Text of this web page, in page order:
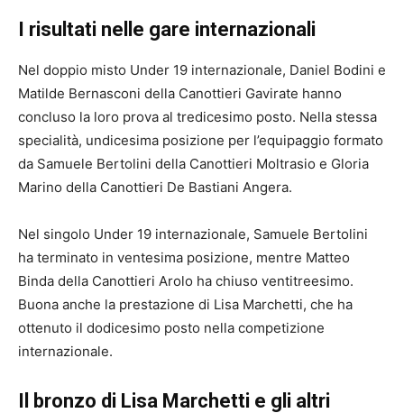
I risultati nelle gare internazionali
Nel doppio misto Under 19 internazionale, Daniel Bodini e
Matilde Bernasconi della Canottieri Gavirate hanno
concluso la loro prova al tredicesimo posto. Nella stessa
specialità, undicesima posizione per l’equipaggio formato
da Samuele Bertolini della Canottieri Moltrasio e Gloria
Marino della Canottieri De Bastiani Angera.
Nel singolo Under 19 internazionale, Samuele Bertolini
ha terminato in ventesima posizione, mentre Matteo
Binda della Canottieri Arolo ha chiuso ventitreesimo.
Buona anche la prestazione di Lisa Marchetti, che ha
ottenuto il dodicesimo posto nella competizione
internazionale.
Il bronzo di Lisa Marchetti e gli altri